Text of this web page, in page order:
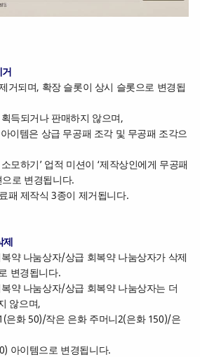
거되며, 확장 슬롯이 상시 슬롯으로 변경됩
득되거나 판매하지 않으며,
이템은 상급 무공패 조각 및 무공패 조각으
모하기’ 업적 미션이 ‘제작상인에게 무공패
로 변경됩니다.
패 제작식 3종이 제거됩니다.
제
약 나눔상자/상급 회복약 나눔상자가 삭제
변경됩니다.
약 나눔상자/상급 회복약 나눔상자는 더
않으며,
은화 50)/작은 은화 주머니2(은화 150)/은
아이템으로 변경됩니다.